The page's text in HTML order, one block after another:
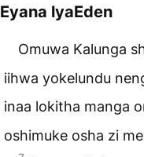
Eyana lyaEden
Omuwa Kalunga
iihwa yokelundu
inaa lokitha manga
oshimuke osha zi